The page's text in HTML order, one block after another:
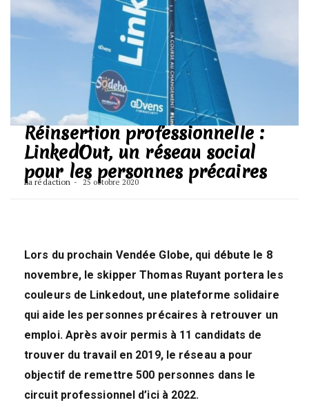
Réinsertion professionnelle :
LinkedOut, un réseau social
pour les personnes précaires
La rédaction 25 octobre 2020
Lors du prochain Vendée Globe, qui débute le 8
novembre, le skipper Thomas Ruyant portera les
couleurs de Linkedout, une plateforme solidaire
qui aide les personnes précaires à retrouver un
emploi. Après avoir permis à 11 candidats de
trouver du travail en 2019, le réseau a pour
objectif de remettre 500 personnes dans le
circuit professionnel d’ici à 2022.